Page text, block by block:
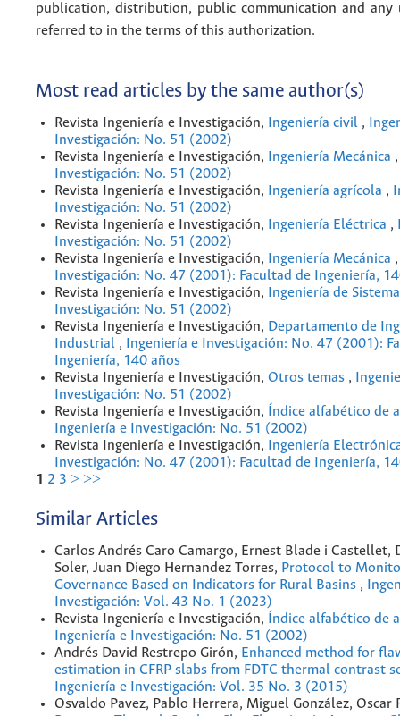
publication, distribution, public communication and any
referred to in the terms of this authorization.
Most read articles by the same author(s)
Revista Ingeniería e Investigación, Ingeniería civil ,
Investigación: No. 51 (2002)
Revista Ingeniería e Investigación,
Ingeniería Mecánica
Investigación: No. 51 (2002)
Revista Ingeniería e Investigación,
Ingeniería agrícola ,
Investigación: No. 51 (2002)
Revista Ingeniería e Investigación,
Ingeniería Eléctrica ,
Investigación: No. 51 (2002)
Revista Ingeniería e Investigación,
Ingeniería Mecánica
Investigación: No. 47 (2001): Facultad de Ingeniería,
Revista Ingeniería e Investigación,
Ingeniería de
Investigación: No. 51 (2002)
Revista Ingeniería e Investigación, Departamento de
Industrial ,
Ingeniería e Investigación: No. 47 (2001):
Ingeniería, 140 años
Revista Ingeniería e Investigación, Otros temas ,
Investigación: No. 51 (2002)
Revista Ingeniería e Investigación,
Índice alfabético de
Ingeniería e Investigación: No. 51 (2002)
Revista Ingeniería e Investigación,
Ingeniería
Investigación: No. 47 (2001): Facultad de Ingeniería,
1 2 3 > >>
Similar Articles
Carlos Andrés Caro Camargo, Ernest Blade i Castellet,
Soler, Juan Diego Hernandez Torres, Protocol to
Governance Based on Indicators for Rural Basins ,
Investigación: Vol. 43 No. 1 (2023)
Revista Ingeniería e Investigación,
Índice alfabético de
Ingeniería e Investigación: No. 51 (2002)
Andrés David Restrepo Girón, Enhanced method for
estimation in CFRP slabs from FDTC thermal contrast
Ingeniería e Investigación: Vol. 35 No. 3 (2015)
Osvaldo Pavez, Pablo Herrera, Miguel González, Oscar